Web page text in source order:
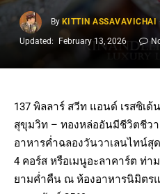
By KITTIN ASSAVAVICHAI
Updated:
February 13, 2026
137 พิลลาร์ สวีท แอนด์ เรสซิเ
สุขุมวิท – ทองหล่ออันมีชีวิตชีว
อาหารค่ำฉลองวันวาเลนไทน์สุ
4 คอร์ส หรือเมนูอะลาคาร์ต ท่า
ยามค่ำคืน ณ ห้องอาหารนิมิตร